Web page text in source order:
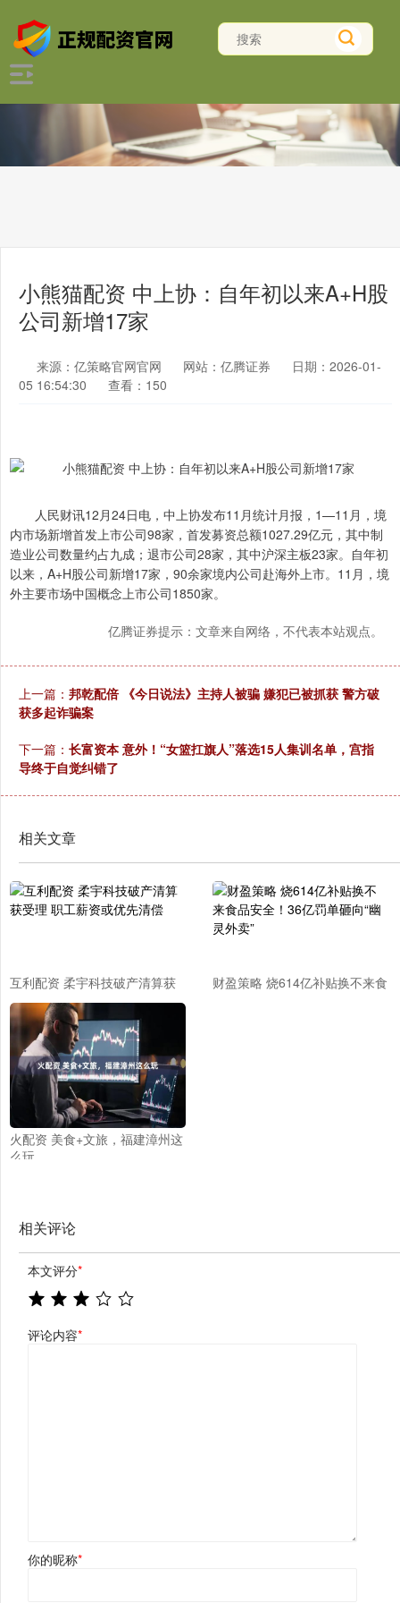
小熊猫配资 中上协：自年初以来A+H股
公司新增17家
来源：亿策略官网官网 网站：亿腾证券
日期：2026-01-
05 16:54:30
查看：150
人民财讯12月24日电，中上协发布11月统计月报，1—11月，境
内市场新增首发上市公司98家，首发募资总额1027.29亿元，其中制
造业公司数量约占九成；退市公司28家，其中沪深主板23家。自年初
以来，A+H股公司新增17家，90余家境内公司赴海外上市。11月，境
外主要市场中国概念上市公司1850家。
亿腾证券提示：文章来自网络，不代表本站观点。
上一篇： 邦乾配倍 《今日说法》主持人被骗 嫌犯已被抓获 警方破
获多起诈骗案
下一篇： 长富资本 意外！“女篮扛旗人”落选15人集训名单，宫指
导终于自觉纠错了
相关文章
互利配资 柔宇科技破产清算获
受理 职工薪资或优先清偿
财盈策略 烧614亿补贴换不来食
火配资 美食+文旅，福建漳州这
么玩
相关评论
本文评分*
评论内容*
你的昵称*